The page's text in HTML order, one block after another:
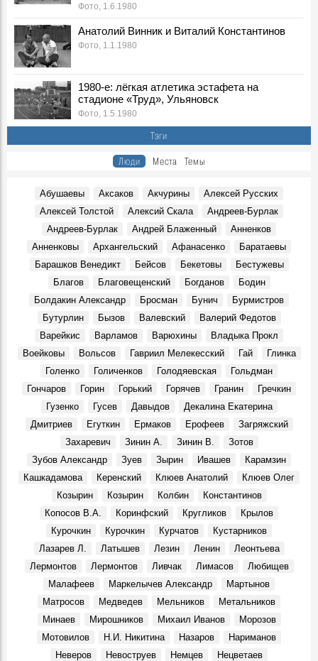
Ледоход на Волге, вид на Речной порт. 1980-е, Ульяновск
Фото, 10 Апреля 1980
Покраска "Метеора" к навигации, 1980-е годы. Ульяновск
Фото, 1 Мая 1980
Опубликованы архивные номера журналов «Симбирск»
«Карамзинский сад»
События, 12 Марта 2026
В Ульяновске презентовали издание, посвящённое
епископу Симбирскому и Сызранскому Гурию
Герои, 30 Июня 1845
Показали книги семьи Языковых и книги с автографами
Герои, 16 Марта 1803
К100-летию со дня рождения краеведа и исследователя
Венедикта Барашкова. Видео Дворца книги
Герои, 17 Марта 1926
Большой театр в Симбирске-Ульяновске? Именно так
В Ульяновске умер Заслуженный тренер России
Геннадий Климов
Герои, 31 Марта 2026
вопроса — 1,9 млн рублей
Места, 31 Апреля 2026
В Доме Гончарова проводят экскурсии при свете
старинной лампы
Покажут подлинные автографы космонавтов, документы
События, 10 Апреля 2026
В Музее изобразительного искусства XX-XXI вв.
откроется юбилейная выставка Аркадия Егуткина
События, 2 Апреля 2026
День работника культуры. Луиза Баюра – 55 лет в
Художественном музее! Видео
Герои, 25 Марта 2026
Крылья. Музей «Симбирская фотография» показывает
уникальные кадры из семейного архива Юрия
Белозёрова, посвящённые авиации
События, 12 Марта 2026
Перекресток улиц Минаева и 12 Сентября, 1970-е
Фото, 1 Июня 1974
Фото, 1.6.1980
Анатолий Винник и Виталий Константинов
Фото, 1.1.1980
1980-е: лёгкая атлетика эстафета на
стадионе «Труд», Ульяновск
Фото, 1.5.1980
Тэги
Люди Места Темы
Абушаевы Аксаков Акчурины
Алексей Русских
Алексей Толстой
Алексий Скала
Андреев-Бурлак
Андреев-Бурлак
Андрей Блаженный
Анненков
Анненковы
Архангельский Афанасенко
Баратаевы
Барашков Венедикт
Бейсов Бекетовы
Бестужевы
Благов
Благовещенский Богданов
Бодин
Болдакин Александр
Бросман Бунич
Бурмистров
Бутурлин
Бызов Валевский
Валерий Федотов
Варейкис
Варламов Варюхины
Владыка Прокл
Воейковы
Вольсов Гавриил Мелекесский Гай
Глинка
Голенко
Голиченков Голодяевская
Гольдман
Гончаров
Горин Горький Горячев Гранин
Гречкин
Гузенко
Гусев Давыдов
Декалина Екатерина
Дмитриев
Егуткин Ермаков Ерофеев
Загряжский
Захаревич
Зинин А. Зинин В.
Зотов
Зубов Александр
Зуев Зырин Ивашев
Карамзин
Кашкадамова
Керенский Клюев Анатолий
Клюев Олег
Козырин
Козырин Колбин
Константинов
Копосов В.А.
Коринфский Кругликов
Крылов
Курочкин
Курочкин Курчатов
Кустарников
Лазарев Л.
Латышев Лезин Ленин
Леонтьева
Лермонтов
Лермонтов Ливчак Лимасов
Любищев
Малафеев
Маркелычев Александр
Мартынов
Матросов
Медведев Мельников
Метальников
Минаев
Мирошников Михаил Иванов
Морозов
Мотовилов
Н.И. Никитина Назаров
Нариманов
Неверов
Невоструев Немцев
Нецветаев